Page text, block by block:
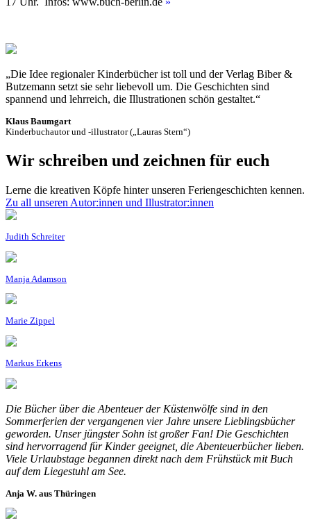
„Die Idee regionaler Kinderbücher ist toll und der Verlag Biber &
Butzemann setzt sie sehr liebevoll um. Die Geschichten sind
spannend und lehrreich, die Illustrationen schön gestaltet.“
Klaus Baumgart
Kinderbuchautor und -illustrator („Lauras Stern“)
Wir schreiben und zeichnen für euch
Lerne die kreativen Köpfe hinter unseren Feriengeschichten kennen.
Zu all unseren Autor:innen und Illustrator:innen
Judith Schreiter
Manja Adamson
Marie Zippel
Markus Erkens
Die Bücher über die Abenteuer der Küstenwölfe sind in den
Sommerferien der vergangenen vier Jahre unsere Lieblingsbücher
geworden. Unser jüngster Sohn ist großer Fan! Die Geschichten
sind hervorragend für Kinder geeignet, die Abenteuerbücher lieben.
Viele Urlaubstage begannen direkt nach dem Frühstück mit Buch
auf dem Liegestuhl am See.
Anja W. aus Thüringen